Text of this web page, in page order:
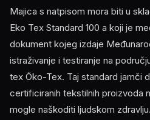
Majica s natpisom mora biti u
Eko Tex Standard 100 a koji je
dokument kojeg izdaje
istraživanje i testiranje na
tex Öko-Tex. Taj standard jamči
certificiranih tekstilnih proizvoda
mogle naškoditi ljudskom zdravlju.